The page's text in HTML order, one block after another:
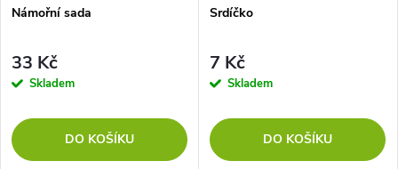
Námořní sada
33 Kč
Skladem
DO KOŠÍKU
Srdíčko
7 Kč
Skladem
DO KOŠÍKU